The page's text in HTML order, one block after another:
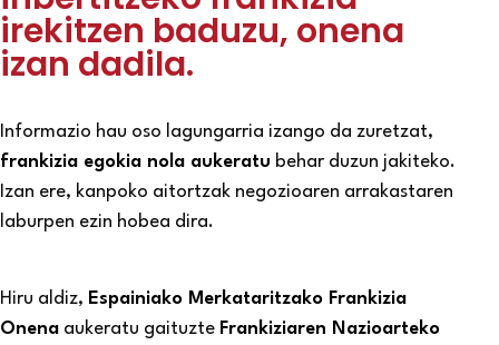
irekitzen baduzu, onena
izan dadila.
Informazio hau oso lagungarria izango da zuretzat,
frankizia egokia nola aukeratu behar duzun jakiteko.
Izan ere, kanpoko aitortzak negozioaren arrakastaren
laburpen ezin hobea dira.
Hiru aldiz, Espainiako Merkataritzako Frankizia
Onena aukeratu gaituzte Frankiziaren Nazioarteko